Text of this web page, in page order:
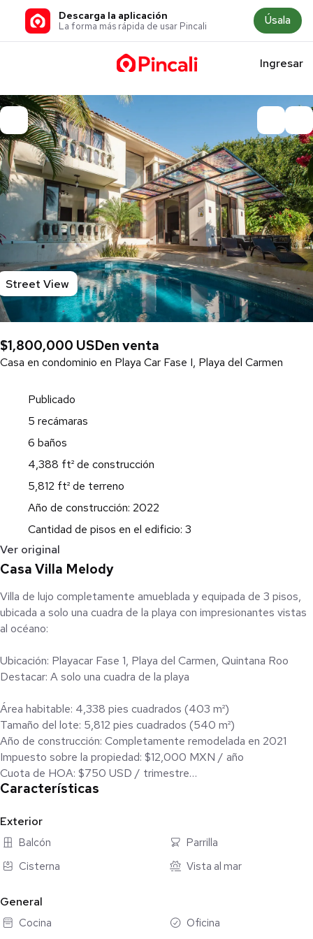
Descarga la aplicación
La forma más rápida de usar Pincali Úsala
Ingresar
Street View
$1,800,000 USDen venta
Casa en condominio en Playa Car Fase I, Playa del Carmen
Publicado
5 recámaras
6 baños
4,388 ft² de construcción
5,812 ft² de terreno
Año de construcción: 2022
Cantidad de pisos en el edificio: 3
Ver original
Casa Villa Melody
Villa de lujo completamente amueblada y equipada de 3 pisos,
ubicada a solo una cuadra de la playa con impresionantes vistas
al océano:
Ubicación: Playacar Fase 1, Playa del Carmen, Quintana Roo
Destacar: A solo una cuadra de la playa
Área habitable: 4,338 pies cuadrados (403 m²)
Tamaño del lote: 5,812 pies cuadrados (540 m²)
Año de construcción: Completamente remodelada en 2021
Impuesto sobre la propiedad: $12,000 MXN / año
Cuota de HOA: $750 USD / trimestre
Precio de venta: $1,800,000 USD
Planta baja:
Jardín frontal
Piscina privada
Cocina moderna completamente equipada
Comedor
Características
Exterior
Balcón
Parrilla
Cisterna
Vista al mar
General
Cocina Oficina